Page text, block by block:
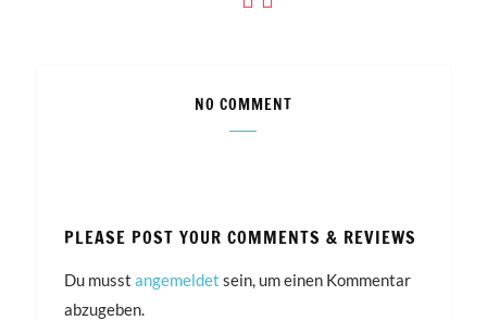
NO COMMENT
PLEASE POST YOUR COMMENTS & REVIEWS
Du musst angemeldet sein, um einen Kommentar
abzugeben.